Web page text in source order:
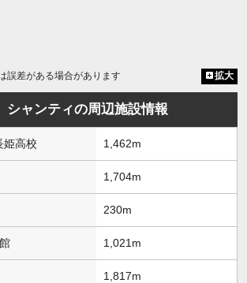
誤差がある場合があります 拡大
ャンティの周辺施設情報
姫高校 1,462m
1,704m
230m
1,021m
1,817m